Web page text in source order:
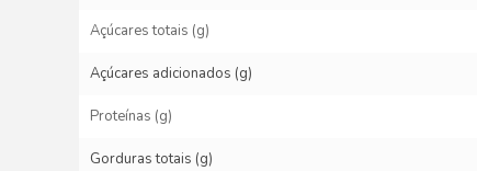
Açúcares totais (g)
Açúcares adicionados (g)
Proteínas (g)
Gorduras totais (g)